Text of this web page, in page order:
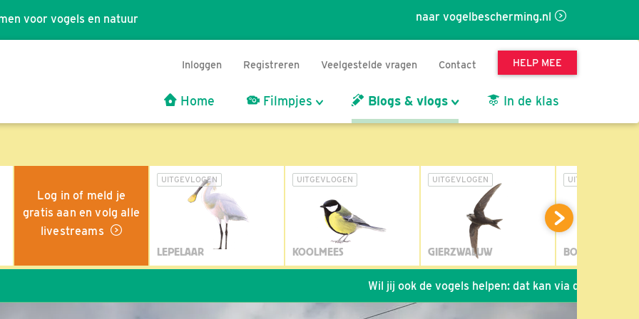
naar vogelbescherming.nl
voor vogels en natuur
Inloggen Registreren Veelgestelde vragen Contact HELP MEE
Home Filmpjes Blogs & vlogs In de klas
Log in of meld je
gratis aan en volg alle
livestreams
UITGEVLOGEN
LEPELAAR
UITGEVLOGEN
KOOLMEES
UITGEVLOGEN
GIERZWALUW
UITGEVLOGEN
BOSUIL
Wil jij ook de vogels helpen: dat kan via de link! *